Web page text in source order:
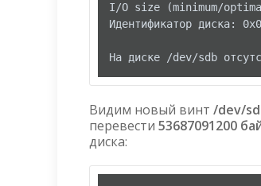
I/O size (minimum/
Идентификатор диска:
Видим новый винт /dev/
перевести 53687091200
диска: